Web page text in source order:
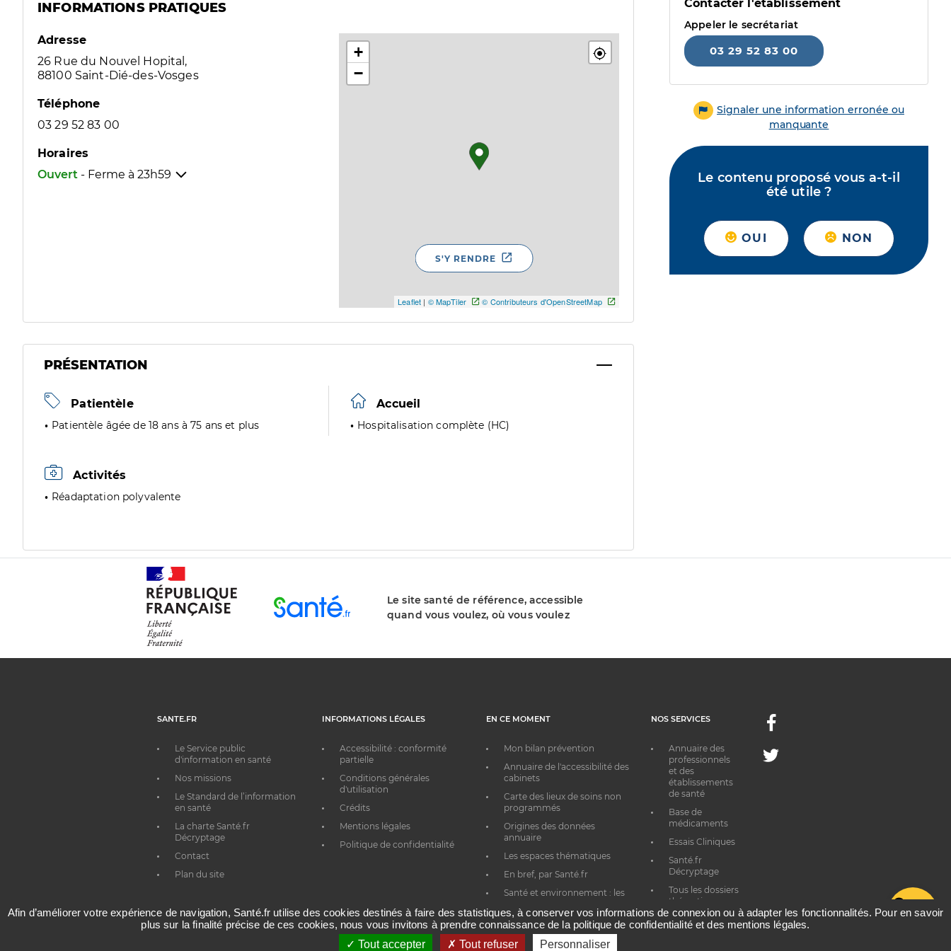
INFORMATIONS PRATIQUES
Adresse
26 Rue du Nouvel Hopital,
88100 Saint-Dié-des-Vosges
Téléphone
03 29 52 83 00
Horaires
Ouvert - Ferme à 23h59
+
−
Leaflet | © MapTiler © Contributeurs d'OpenStreetMap
S'Y RENDRE
PRÉSENTATION
Patientèle
Patientèle âgée de 18 ans à 75 ans et plus
Accueil
Hospitalisation complète (HC)
Activités
Réadaptation polyvalente
Contacter l'établissement
Appeler le secrétariat
03 29 52 83 00
Signaler une information erronée ou
manquante
Le contenu proposé vous a-t-il
été utile ?
OUI NON
Le site santé de référence, accessible
quand vous voulez, où vous voulez
SANTE.FR
Le Service public
d'information en santé
Nos missions
Le Standard de l’information
en santé
La charte Santé.fr
Décryptage
Contact
Plan du site
INFORMATIONS LÉGALES
Accessibilité : conformité
partielle
Conditions générales
d'utilisation
Crédits
Mentions légales
Politique de confidentialité
EN CE MOMENT
Mon bilan prévention
Annuaire de l'accessibilité des
cabinets
Carte des lieux de soins non
programmés
Origines des données
annuaire
Les espaces thématiques
En bref, par Santé.fr
Santé et environnement : les
NOS SERVICES
Annuaire des
professionnels
et des
établissements
de santé
Base de
médicaments
Essais Cliniques
Santé.fr
Décryptage
Tous les dossiers
thématiques
Facebook
Twitter
Afin d’améliorer votre expérience de navigation, Santé.fr utilise des cookies destinés à faire des statistiques, à conserver vos informations de connexion ou à adapter les fonctionnalités. Pour en savoir
plus sur la finalité précise de ces cookies, nous vous invitons à prendre connaissance de la politique de confidentialité et des mentions légales.
Tout accepter
Tout refuser Personnaliser